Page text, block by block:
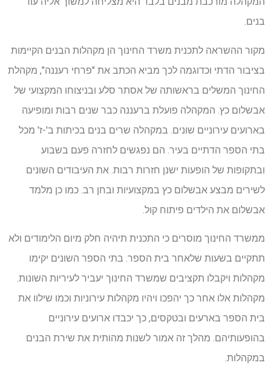
בנים.
מקור ההשראה לתכנית משרד החינוך הן מקהלות הבנים הקיימות
בציבור הדתי וכדוגמה לכך מביא הכתב את "פרחי רעננה", מקהלת
החינוך המשלים בראשותה של אסתר סלע ובניצוחו המקצועי של
אבשלום כץ. המקהלה פועלת ברעננה כבר שנים רבות ומופיעה
בארועים עירוניים שונים. במקהלה שרים בנים בכיתות ב'-ז' מכל
בתי הספר הדתיים בעיר. הם נפגשים לחזרה פעם בשבוע
ובתקופות של הופעות ישנן חזרות רבות. את העיבודים השונים
לשירים מבצע אבשלום כץ במקצועיות ובחן רב. כמו כן מלמד
אבשלום את הילדים פיתוח קול.
ממשרד החינוך מוסרים כי התכנית תיהיה חלק מיום הלימודים ולא
תתקיים בשעות שלאחר בית הספר. בתי הספר השונים יקימו
מקהלות ויקבלו תקציבים שמשרד החינוך יעביר לעיריות השונות.
מקהלות אלו אחר כך יהפכו ויהיו מקהלות עירוניות וכמו שילוו את
בית הספר בארעים ובטקסים, כך יכבדו ארועים עירוניים
בהופעותיהם. מהלך זה אמור לשנות מהותית את שירת הבנים
במקהלות.